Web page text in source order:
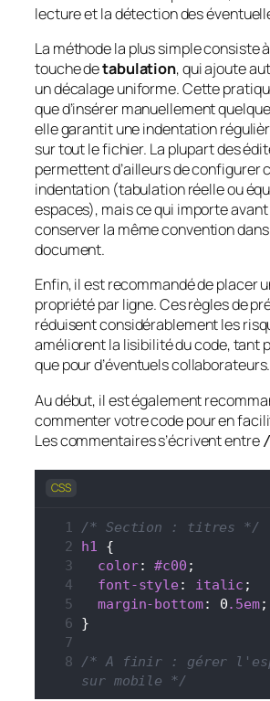
lecture et la détection des
La méthode la plus simple consiste
touche detabulation, qui ajoute
un décalage uniforme. Cette
que d’insérer manuellement
elle garantit une indentation
sur tout le fichier. La plupart des
permettent d’ailleurs de configurer
indentation (tabulation réelle ou
espaces), mais ce qui importe
conserver la même convention dans
document.
Enfin, il est recommandé de placer
propriété par ligne. Ces règles de
réduisent considérablement les
améliorent la lisibilité du code, tant
que pour d’éventuels collaborateurs.
Au début, il est également
commenter votre code pour en
Les commentaires s’écrivent entre
CSS
/* Section : titres */
h1
{
color: #c00 ;
font-style : italic ;
margin-bottom: 0.5em;
}
/* A finir : gérer
sur mobile */